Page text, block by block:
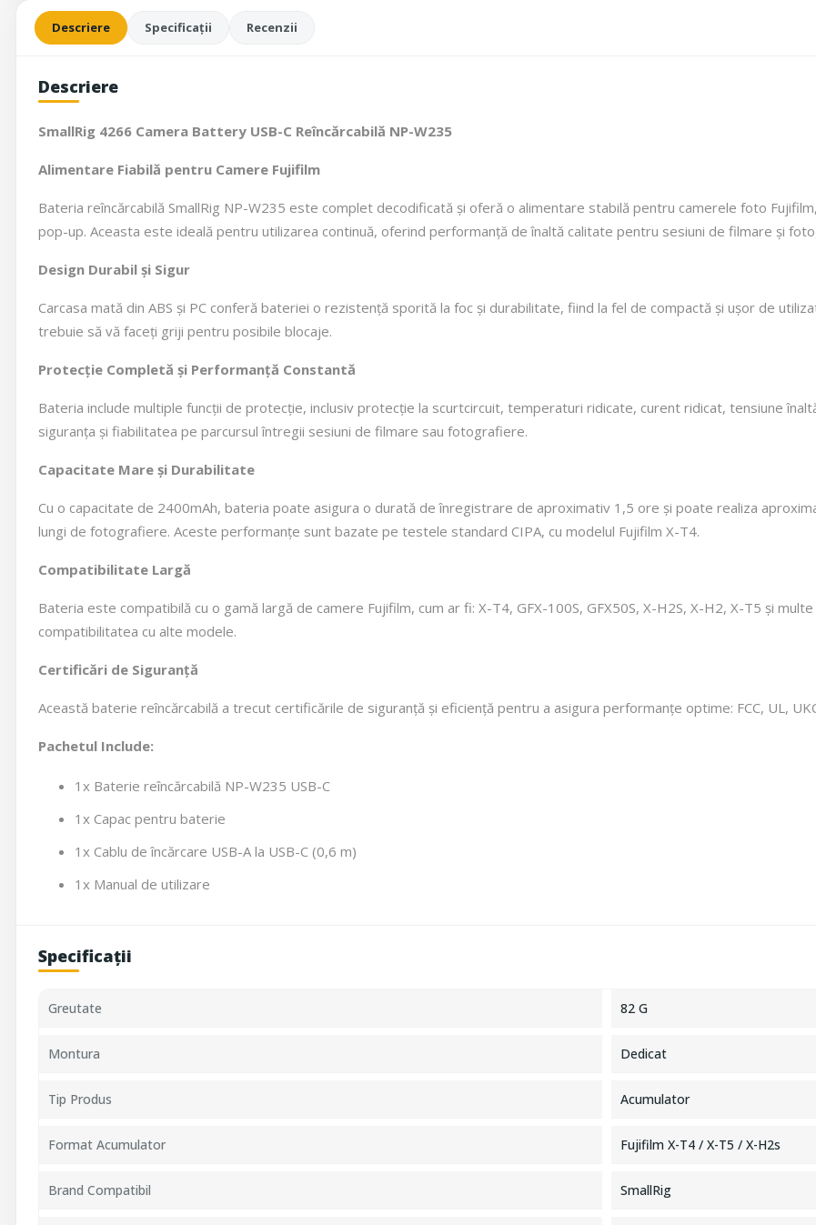
Descriere Specificații Recenzii
Descriere
SmallRig 4266 Camera Battery USB-C Reîncărcabilă NP-W235
Alimentare Fiabilă pentru Camere Fujifilm
Bateria reîncărcabilă SmallRig NP-W235 este complet decodificată și oferă o alimentare stabilă pentru camerele foto
pop-up. Aceasta este ideală pentru utilizarea continuă, oferind performanță de înaltă calitate pentru sesiuni de filmare și
Design Durabil și Sigur
Carcasa mată din ABS și PC conferă bateriei o rezistență sporită la foc și durabilitate, fiind la fel de compactă și ușor de
trebuie să vă faceți griji pentru posibile blocaje.
Protecție Completă și Performanță Constantă
Bateria include multiple funcții de protecție, inclusiv protecție la scurtcircuit, temperaturi ridicate, curent ridicat, tensiune
siguranța și fiabilitatea pe parcursul întregii sesiuni de filmare sau fotografiere.
Capacitate Mare și Durabilitate
Cu o capacitate de 2400mAh, bateria poate asigura o durată de înregistrare de aproximativ 1,5 ore și poate realiza
lungi de fotografiere. Aceste performanțe sunt bazate pe testele standard CIPA, cu modelul Fujifilm X-T4.
Compatibilitate Largă
Bateria este compatibilă cu o gamă largă de camere Fujifilm, cum ar fi: X-T4, GFX-100S, GFX50S, X-H2S, X-H2, X-T5 și
compatibilitatea cu alte modele.
Certificări de Siguranță
Această baterie reîncărcabilă a trecut certificările de siguranță și eficiență pentru a asigura performanțe optime: FCC, UL,
Pachetul Include:
1x Baterie reîncărcabilă NP-W235 USB-C
1x Capac pentru baterie
1x Cablu de încărcare USB-A la USB-C (0,6 m)
1x Manual de utilizare
Specificații
Greutate 82 G
Montura Dedicat
Tip Produs Acumulator
Format Acumulator Fujifilm X-T4 / X-T5 / X-H2s
Brand Compatibil SmallRig